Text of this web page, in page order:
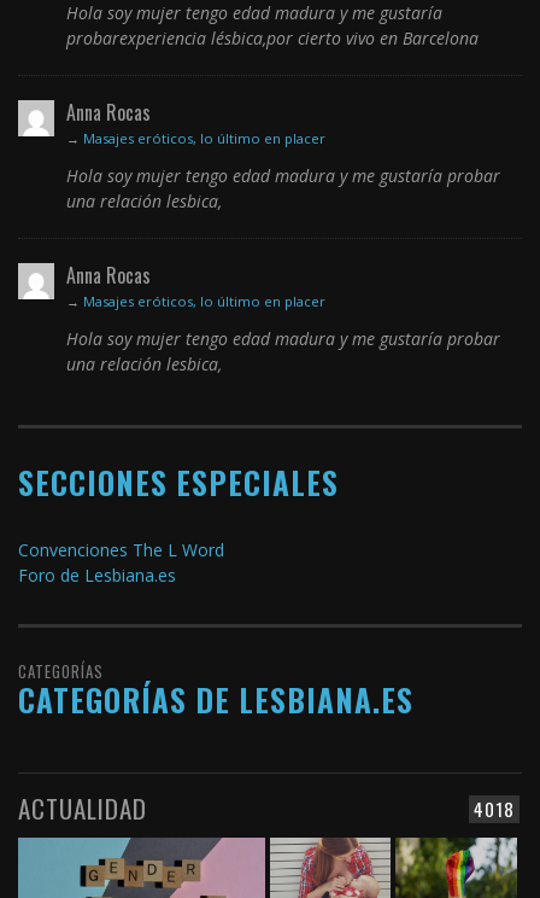
Hola soy mujer tengo edad madura y me gustaría
probarexperiencia lésbica,por cierto vivo en Barcelona
Anna Rocas
→ Masajes eróticos, lo último en placer
Hola soy mujer tengo edad madura y me gustaría probar
una relación lesbica,
Anna Rocas
→ Masajes eróticos, lo último en placer
Hola soy mujer tengo edad madura y me gustaría probar
una relación lesbica,
SECCIONES ESPECIALES
Convenciones The L Word
Foro de Lesbiana.es
CATEGORÍAS
CATEGORÍAS DE LESBIANA.ES
4018
ACTUALIDAD